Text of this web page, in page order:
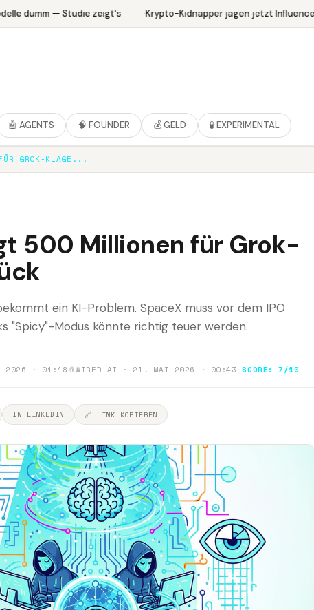
dumm — Studie zeigt's Krypto-Kidnapper jagen jetzt Influencer
🤖 AGENTS 🧠 FOUNDER 💰 GELD 🧪 EXPERIMENTAL
GROK-KLAGE...
500 Millionen für Grok-
ein KI-Problem. SpaceX muss vor dem IPO
"Spicy"-Modus könnte richtig teuer werden.
2026 · 01:18 📎WIRED AI · 21. MAI 2026 · 00:43 SCORE: 7/10
IN LINKEDIN 🔗 LINK KOPIEREN